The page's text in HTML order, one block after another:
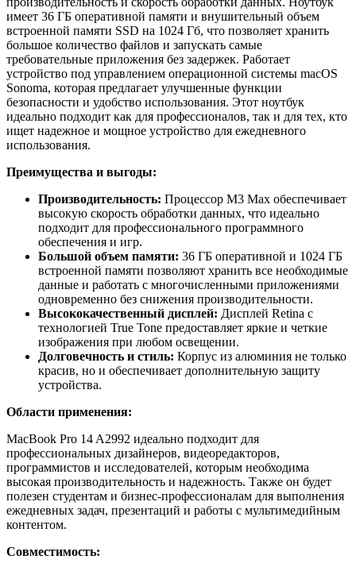
имеет 36 ГБ оперативной памяти и внушительный объем
встроенной памяти SSD на 1024 Гб, что позволяет хранить
большое количество файлов и запускать самые
требовательные приложения без задержек. Работает
устройство под управлением операционной системы macOS
Sonoma, которая предлагает улучшенные функции
безопасности и удобство использования. Этот ноутбук
идеально подходит как для профессионалов, так и для тех, кто
ищет надежное и мощное устройство для ежедневного
использования.
Преимущества и выгоды:
Производительность: Процессор M3 Max обеспечивает
высокую скорость обработки данных, что идеально
подходит для профессионального программного
обеспечения и игр.
Большой объем памяти: 36 ГБ оперативной и 1024 ГБ
встроенной памяти позволяют хранить все необходимые
данные и работать с многочисленными приложениями
одновременно без снижения производительности.
Высококачественный дисплей: Дисплей Retina с
технологией True Tone предоставляет яркие и четкие
изображения при любом освещении.
Долговечность и стиль: Корпус из алюминия не только
красив, но и обеспечивает дополнительную защиту
устройства.
Области применения:
MacBook Pro 14 A2992 идеально подходит для
профессиональных дизайнеров, видеоредакторов,
программистов и исследователей, которым необходима
высокая производительность и надежность. Также он будет
полезен студентам и бизнес-профессионалам для выполнения
ежедневных задач, презентаций и работы с мультимедийным
контентом.
Совместимость: